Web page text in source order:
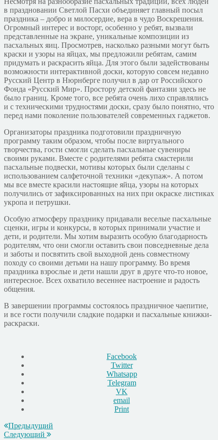
в праздновании Светлой Пасхи объединяет главный посыл
праздника – добро и милосердие, вера в чудо Воскрешения.
Огромный интерес и восторг, особенно у ребят, вызвали
представленные на экране, уникальные композиции из
пасхальных яиц. Просмотрев, насколько разными могут быть
краски и узоры на яйцах, мы предложили ребятам, самим
придумать и раскрасить яйца. Для этого были задействованы
возможности интерактивной доски, которую совсем недавно
Русский Центр в Нюрнберге получил в дар от Российского
Фонда «Русский Мир». Простору детской фантазии здесь не
было границ. Кроме того, все ребята очень лихо справлялись
и с техническими трудностями доски, сразу было понятно, что
перед нами поколение пользователей современных гаджетов.
Организаторы праздника подготовили праздничную
программу таким образом, чтобы после виртуального
творчества, гости смогли сделать пасхальные сувениры
своими руками. Вместе с родителями ребята смастерили
пасхальные подвески, мотивы которых были сделаны с
использованием салфеточной техники «декупаж». А потом
мы все вместе красили настоящие яйца, узоры на которых
получились от зафиксированных на них при окраске листиках
укропа и петрушки.
Особую атмосферу празднику придавали веселые пасхальные
сценки, игры и конкурсы, в которых принимали участие и
дети, и родители. Мы хотим выразить особую благодарность
родителям, что они смогли оставить свои повседневные дела
и заботы и посвятить свой выходной день совместному
походу со своими детьми на нашу программу. Во время
праздника взрослые и дети нашли друг в друге что-то новое,
интересное. Всех охватило весеннее настроение и радость
общения.
В завершении программы состоялось праздничное чаепитие,
и все гости получили сладкие подарки и пасхальные книжки-
раскраски.
Facebook
Twitter
Whatsapp
Telegram
VK
email
Print
Предыдущий
Следующий